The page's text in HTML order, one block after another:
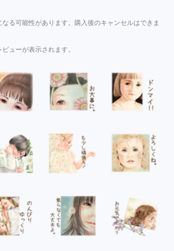
る可能性があります。購入後のキャンセルはできま
ューが表示されます。